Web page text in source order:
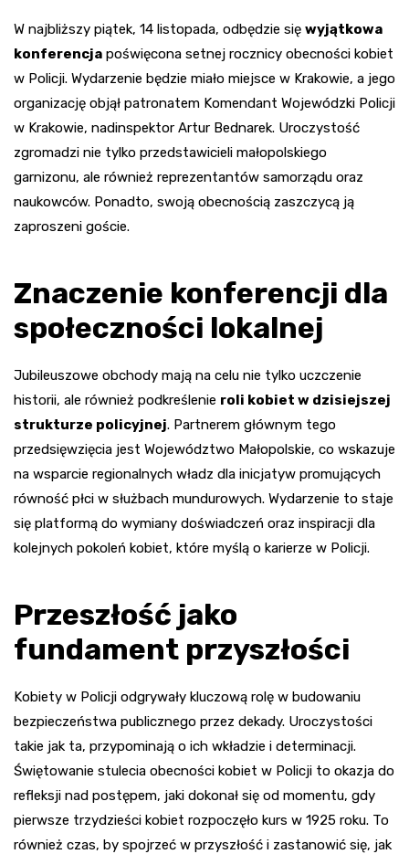
W najbliższy piątek, 14 listopada, odbędzie się wyjątkowa
konferencja poświęcona setnej rocznicy obecności kobiet
w Policji. Wydarzenie będzie miało miejsce w Krakowie, a jego
organizację objął patronatem Komendant Wojewódzki Policji
w Krakowie, nadinspektor Artur Bednarek. Uroczystość
zgromadzi nie tylko przedstawicieli małopolskiego
garnizonu, ale również reprezentantów samorządu oraz
naukowców. Ponadto, swoją obecnością zaszczycą ją
zaproszeni goście.
Znaczenie konferencji dla
społeczności lokalnej
Jubileuszowe obchody mają na celu nie tylko uczczenie
historii, ale również podkreślenie roli kobiet w dzisiejszej
strukturze policyjnej. Partnerem głównym tego
przedsięwzięcia jest Województwo Małopolskie, co wskazuje
na wsparcie regionalnych władz dla inicjatyw promujących
równość płci w służbach mundurowych. Wydarzenie to staje
się platformą do wymiany doświadczeń oraz inspiracji dla
kolejnych pokoleń kobiet, które myślą o karierze w Policji.
Przeszłość jako
fundament przyszłości
Kobiety w Policji odgrywały kluczową rolę w budowaniu
bezpieczeństwa publicznego przez dekady. Uroczystości
takie jak ta, przypominają o ich wkładzie i determinacji.
Świętowanie stulecia obecności kobiet w Policji to okazja do
refleksji nad postępem, jaki dokonał się od momentu, gdy
pierwsze trzydzieści kobiet rozpoczęło kurs w 1925 roku. To
również czas, by spojrzeć w przyszłość i zastanowić się, jak